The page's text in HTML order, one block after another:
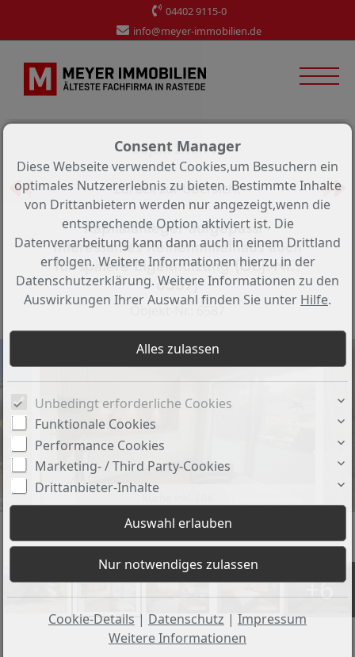
04402 9115-0
info@meyer-immobilien.de
Objekt 2 von 19
Zurück zur Übersicht
Kapitalanleger aufgepasst -
Interessantes Reihenmittelhaus auch
für spätere Eigennutzung (Obj.-Nr.:
6587)
+6
Consent Manager
Diese Webseite verwendet Cookies,um Besuchern ein
optimales Nutzererlebnis zu bieten. Bestimmte Inhalte
von Drittanbietern werden nur angezeigt,wenn die
entsprechende Option aktiviert ist. Die
Datenverarbeitung kann dann auch in einem Drittland
erfolgen. Weitere Informationen hierzu in der
Datenschutzerklärung. Weitere Informationen zu den
Auswirkungen Ihrer Auswahl finden Sie unter Hilfe.
Unbedingt erforderliche Cookies
Funktionale Cookies
Performance Cookies
Marketing- / Third Party-Cookies
Drittanbieter-Inhalte
Cookie-Details | Datenschutz | Impressum
Weitere Informationen